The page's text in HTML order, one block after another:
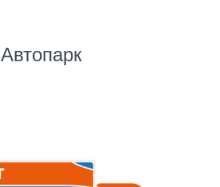
Автопарк